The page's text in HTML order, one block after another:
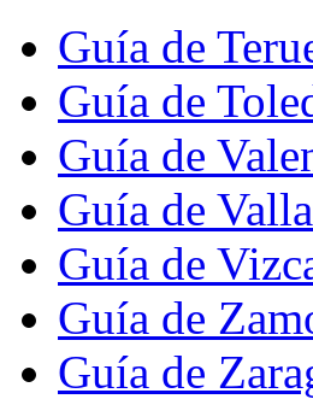
Guía de
Guía de
Guía de
Guía de
Guía de
Guía de
Guía de